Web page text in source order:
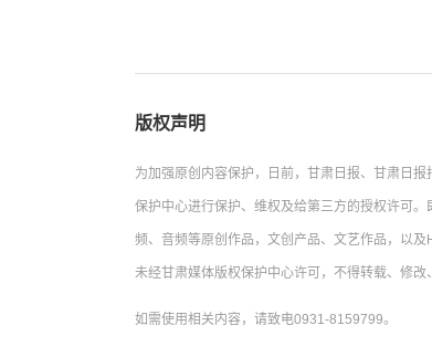
版权声明
为加强原创内容保护，日前，甘肃日报、甘肃日
保护中心进行保护、维权及给第三方的授权许可
频、音频等原创作品，文创产品、文艺作品，以
未经甘肃媒体版权保护中心许可，不得转载、修改
如需使用相关内容，请致电0931-8159799。